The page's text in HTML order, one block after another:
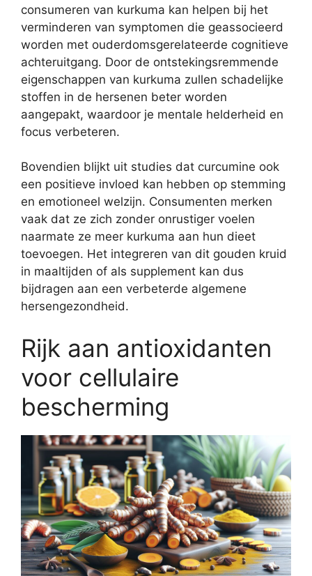
consumeren van kurkuma kan helpen bij het
verminderen van symptomen die geassocieerd
worden met ouderdomsgerelateerde cognitieve
achteruitgang. Door de ontstekingsremmende
eigenschappen van kurkuma zullen schadelijke
stoffen in de hersenen beter worden
aangepakt, waardoor je mentale helderheid en
focus verbeteren.
Bovendien blijkt uit studies dat curcumine ook
een positieve invloed kan hebben op stemming
en emotioneel welzijn. Consumenten merken
vaak dat ze zich zonder onrustiger voelen
naarmate ze meer kurkuma aan hun dieet
toevoegen. Het integreren van dit gouden kruid
in maaltijden of als supplement kan dus
bijdragen aan een verbeterde algemene
hersengezondheid.
Rijk aan antioxidanten
voor cellulaire
bescherming